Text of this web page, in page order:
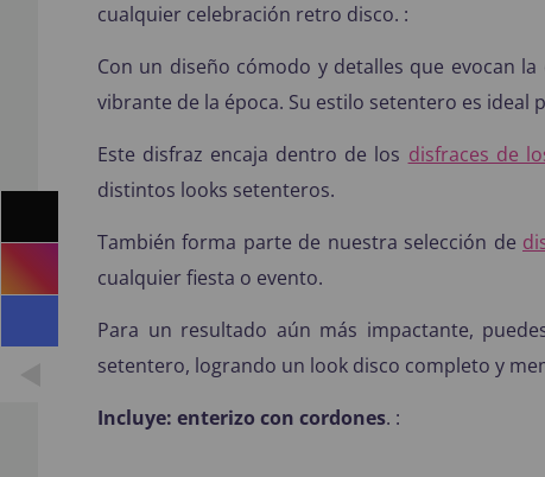
cualquier celebración retro disco. :
Con un diseño cómodo y detalles que evocan
vibrante de la época. Su estilo setentero es
Este disfraz encaja dentro de los disfraces de
distintos looks setenteros.
También forma parte de nuestra selección de
cualquier fiesta o evento.
Para un resultado aún más impactante,
setentero, logrando un look disco completo y
Incluye: enterizo con cordones. :